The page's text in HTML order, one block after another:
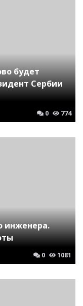
будет
Сербии
0 774
инженера.
0 1081